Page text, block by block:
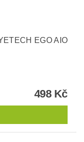
EGO AIO
498 Kč